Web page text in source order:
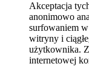
Akceptacja
anonimowo
surfowaniem
witryny i
użytkownika.
internetowej